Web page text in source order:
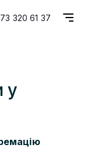
320 61 37
у